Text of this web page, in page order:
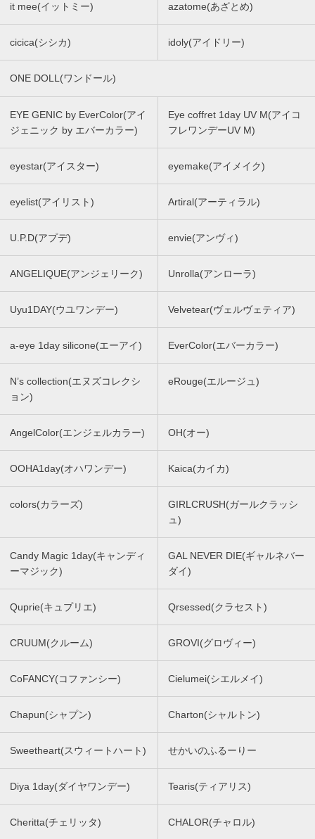
it mee(イットミー) azatome(あざとめ)
cicica(シシカ) idoly(アイドリー)
ONE DOLL(ワンドール)
EYE GENIC by EverColor(アイ
ジェニック by エバーカラー)
Eye coffret 1day UV M(アイコ
フレワンデーUV M)
eyestar(アイスター) eyemake(アイメイク)
eyelist(アイリスト) Artiral(アーティラル)
U.P.D(アプデ) envie(アンヴィ)
ANGELIQUE(アンジェリーク) Unrolla(アンローラ)
Uyu1DAY(ウユワンデー) Velvetear(ヴェルヴェティア)
a-eye 1day silicone(エーアイ) EverColor(エバーカラー)
N’s collection(エヌズコレクシ
ョン)
eRouge(エルージュ)
AngelColor(エンジェルカラー) OH(オー)
OOHA1day(オハワンデー) Kaica(カイカ)
colors(カラーズ)
GIRLCRUSH(ガールクラッシ
ュ)
Candy Magic 1day(キャンディ
ーマジック)
GAL NEVER DIE(ギャルネバー
ダイ)
Quprie(キュプリエ) Qrsessed(クラセスト)
CRUUM(クルーム) GROVI(グロヴィー)
CoFANCY(コファンシー) Cielumei(シエルメイ)
Chapun(シャプン) Charton(シャルトン)
Sweetheart(スウィートハート) せかいのふるーりー
Diya 1day(ダイヤワンデー) Tearis(ティアリス)
Cheritta(チェリッタ) CHALOR(チャロル)